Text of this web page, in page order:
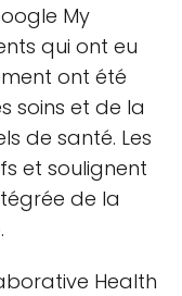
My
qui ont eu
ont été
soins et de la
de santé. Les
et soulignent
de la
Health